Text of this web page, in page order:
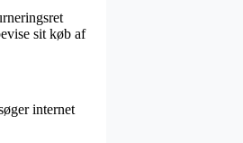
sit køb af
internet